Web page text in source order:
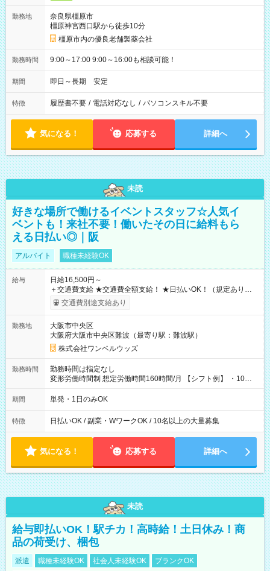
勤務地
奈良県橿原市
橿原神宮西口駅から徒歩10分
橿原市内の優良老舗製薬会社
勤務時間 9:00～17:00 9:00～16:00も相談可能！
期間 即日～長期 安定
特徴 履歴書不要 / 電話対応なし / パソコンスキル不要
気になる！ 応募する 詳細へ
未読
好きな場所で働けるイベントスタッフ☆人気イ
ベントも！来社不要！働いたその日に給料もら
える日払い◎｜阪
アルバイト 職種未経験OK
給与
日給16,500円～
＋交通費支給 ★交通費全額支給！ ★日払いOK！（規定あり） ┗
働いたその日に現金GET♪ お仕事後はコンビニATMから 日払
交通費別途支給あり
勤務地
大阪市中央区
大阪府大阪市中央区難波（最寄り駅：難波駅）
株式会社ワンベルウッズ
勤務時間
勤務時間は指定なし
変形労働時間制 想定労働時間160時間/月 【シフト例】 ・10：
00～20：00
期間 単発・1日のみOK
特徴 日払いOK / 副業・WワークOK / 10名以上の大量募集
気になる！ 応募する 詳細へ
未読
給与即払いOK！駅チカ！高時給！土日休み！商
品の荷受け、梱包
派遣 職種未経験OK 社会人未経験OK
ブランクOK